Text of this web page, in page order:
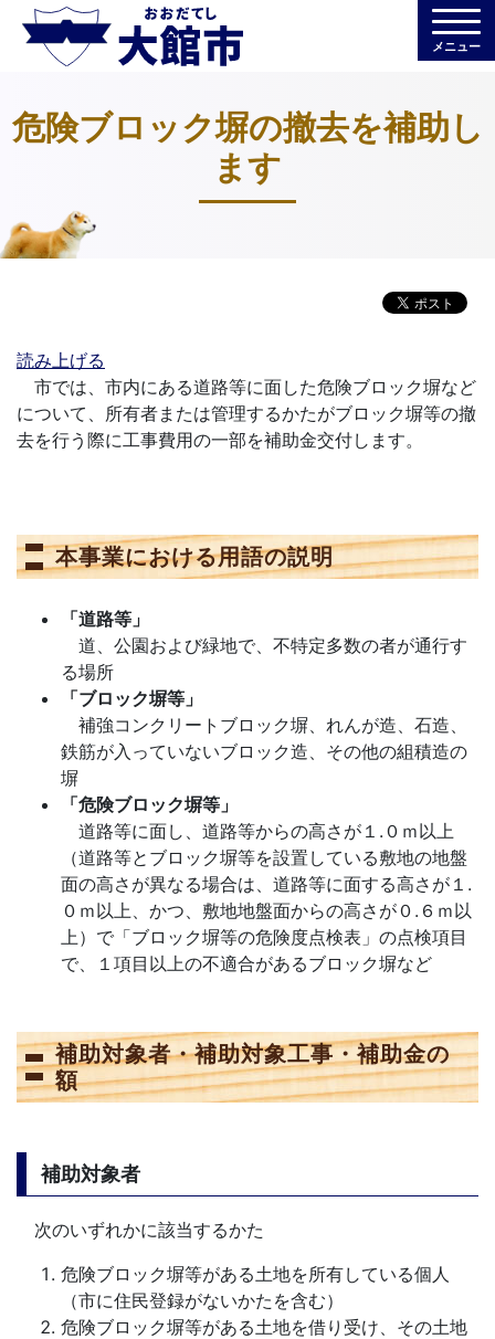
メニュー
危険ブロック塀の撤去を補助し
ます
読み上げる
市では、市内にある道路等に面した危険ブロック塀など
について、所有者または管理するかたがブロック塀等の撤
去を行う際に工事費用の一部を補助金交付します。
本事業における用語の説明
「道路等」
道、公園および緑地で、不特定多数の者が通行す
る場所
「ブロック塀等」
補強コンクリートブロック塀、れんが造、石造、
鉄筋が入っていないブロック造、その他の組積造の
塀
「危険ブロック塀等」
道路等に面し、道路等からの高さが１.０ｍ以上
（道路等とブロック塀等を設置している敷地の地盤
面の高さが異なる場合は、道路等に面する高さが１.
０ｍ以上、かつ、敷地地盤面からの高さが０.６ｍ以
上）で「ブロック塀等の危険度点検表」の点検項目
で、１項目以上の不適合があるブロック塀など
補助対象者・補助対象工事・補助金の
額
補助対象者
次のいずれかに該当するかた
危険ブロック塀等がある土地を所有している個人
（市に住民登録がないかたを含む）
危険ブロック塀等がある土地を借り受け、その土地